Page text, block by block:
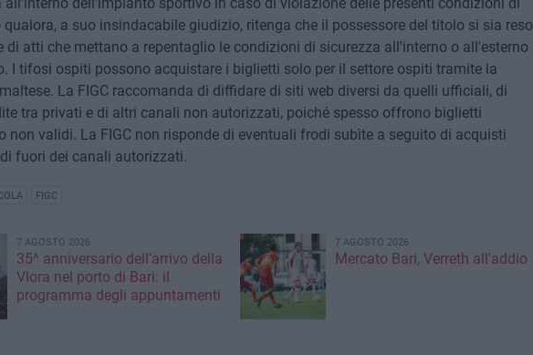
qualora, a suo insindacabile giudizio, ritenga che il possessore del titolo si sia reso
di atti che mettano a repentaglio le condizioni di sicurezza all'interno o all'esterno
I tifosi ospiti possono acquistare i biglietti solo per il settore ospiti tramite la
La FIGC raccomanda di diffidare di siti web diversi da quelli ufficiali, di
tra privati e di altri canali non autorizzati, poiché spesso offrono biglietti
non validi. La FIGC non risponde di eventuali frodi subìte a seguito di acquisti
fuori dei canali autorizzati.
FIGC
7 AGOSTO 2026
35^ anniversario dell’arrivo della
Vlora nel porto di Bari: il
programma degli appuntamenti
7 AGOSTO 2026
Mercato Bari, Verreth all'addio